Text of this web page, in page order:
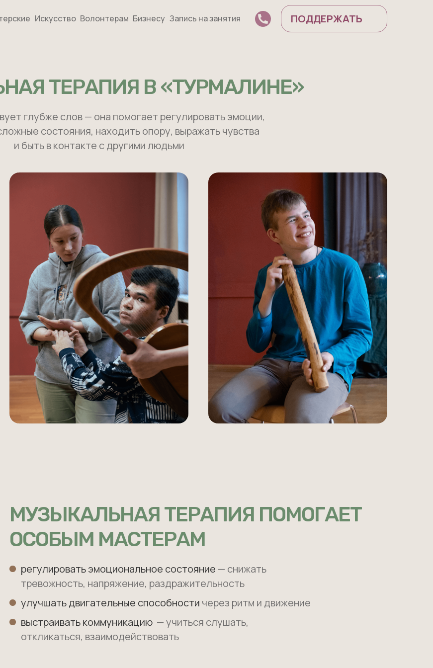
Запись на занятия
Бизнесу
Волонтерам
Искусство ПОДДЕРЖАТЬ
ТЕРАПИЯ В «ТУРМАЛИНЕ»
глубже слов — она помогает регулировать эмоции,
состояния, находить опору, выражать чувства
и быть в контакте с другими людьми
выстраивать коммуникацию — учиться слушать,
откликаться, взаимодействовать
улучшать двигательные способности через ритм и движение
регулировать эмоциональное состояние — снижать
тревожность, напряжение, раздражительность
МУЗЫКАЛЬНАЯ ТЕРАПИЯ ПОМОГАЕТ
ОСОБЫМ МАСТЕРАМ